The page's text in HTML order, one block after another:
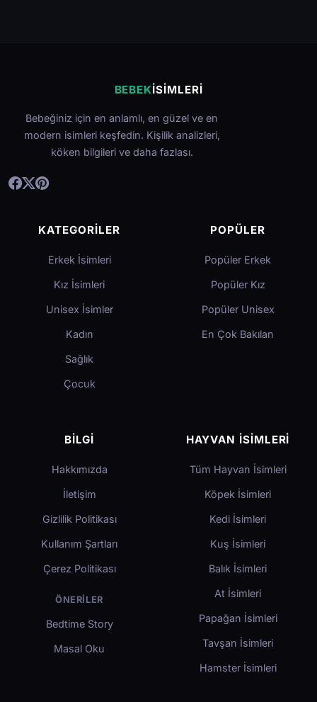
BEBEKİSIMLERI
Bebeğiniz için en anlamlı, en güzel ve en
modern isimleri keşfedin. Kişilik analizleri,
köken bilgileri ve daha fazlası.
KATEGORILER
Erkek İsimleri
Kız İsimleri
Unisex İsimler
Kadın
Sağlık
Çocuk
POPÜLER
Popüler Erkek
Popüler Kız
Popüler Unisex
En Çok Bakılan
BILGI
Hakkımızda
İletişim
Gizlilik Politikası
Kullanım Şartları
Çerez Politikası
ÖNERILER
Bedtime Story
Masal Oku
HAYVAN İSIMLERI
Tüm Hayvan İsimleri
Köpek İsimleri
Kedi İsimleri
Kuş İsimleri
Balık İsimleri
At İsimleri
Papağan İsimleri
Tavşan İsimleri
Hamster İsimleri